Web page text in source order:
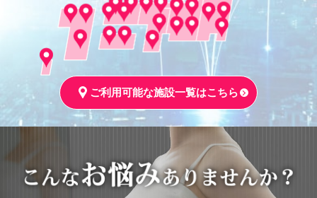
ご利用可能な施設一覧はこちら